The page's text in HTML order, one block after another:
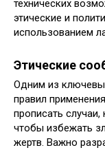
технических
этические и
использованием
Этические
Одним из
правил
прописать
чтобы избежать
жертв. Важно